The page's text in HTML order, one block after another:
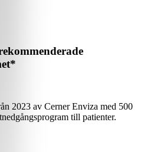
2023 av Cerner Enviza med 500
till patienter.